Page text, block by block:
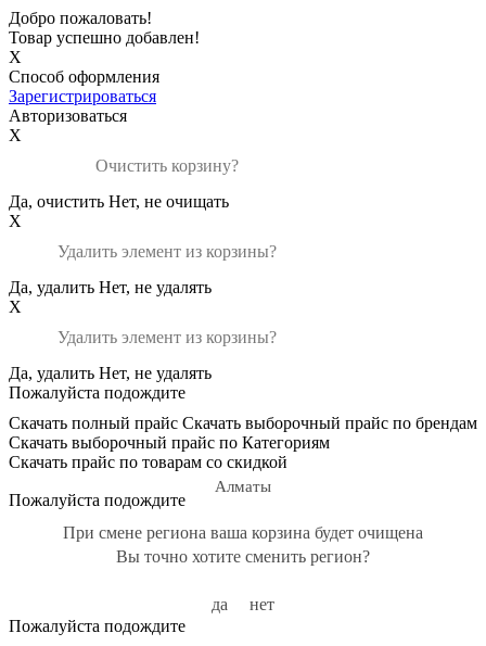
Добро пожаловать!
Товар успешно добавлен!
X
Способ оформления
Зарегистрироваться
Авторизоваться
X
Очистить корзину?
Да, очистить Нет, не очищать
X
Удалить элемент из корзины?
Да, удалить Нет, не удалять
X
Удалить элемент из корзины?
Да, удалить Нет, не удалять
Пожалуйста подождите
Скачать полный прайс Скачать выборочный прайс по брендам
Скачать выборочный прайс по Категориям
Скачать прайс по товарам со скидкой
Алматы
Пожалуйста подождите
При смене региона ваша корзина будет очищена
Вы точно хотите сменить регион?
да
нет
Пожалуйста подождите